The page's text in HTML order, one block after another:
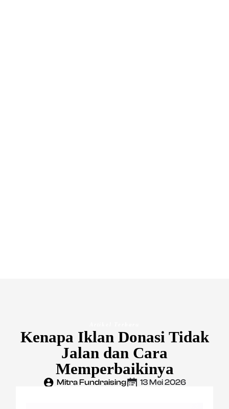
Kenapa Iklan Donasi Tidak
Jalan dan Cara
Memperbaikinya
Mitra Fundraising 13 Mei 2026